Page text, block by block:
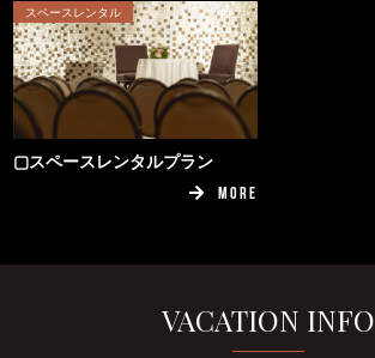
スペースレンタル
▢スペースレンタルプラン
MORE
VACATION INFO